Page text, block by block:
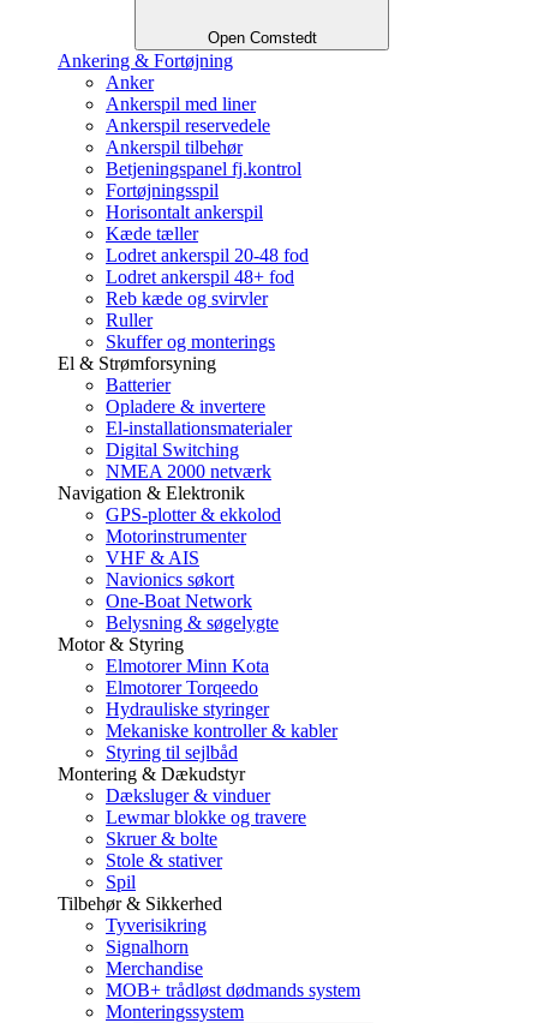
Open Comstedt
Ankering & Fortøjning
Anker
Ankerspil med liner
Ankerspil reservedele
Ankerspil tilbehør
Betjeningspanel fj.kontrol
Fortøjningsspil
Horisontalt ankerspil
Kæde tæller
Lodret ankerspil 20-48 fod
Lodret ankerspil 48+ fod
Reb kæde og svirvler
Ruller
Skuffer og monterings
El & Strømforsyning
Batterier
Opladere & invertere
El-installationsmaterialer
Digital Switching
NMEA 2000 netværk
Navigation & Elektronik
GPS-plotter & ekkolod
Motorinstrumenter
VHF & AIS
Navionics søkort
One-Boat Network
Belysning & søgelygte
Motor & Styring
Elmotorer Minn Kota
Elmotorer Torqeedo
Hydrauliske styringer
Mekaniske kontroller & kabler
Styring til sejlbåd
Montering & Dækudstyr
Dæksluger & vinduer
Lewmar blokke og travere
Skruer & bolte
Stole & stativer
Spil
Tilbehør & Sikkerhed
Tyverisikring
Signalhorn
Merchandise
MOB+ trådløst dødmands system
Monteringssystem